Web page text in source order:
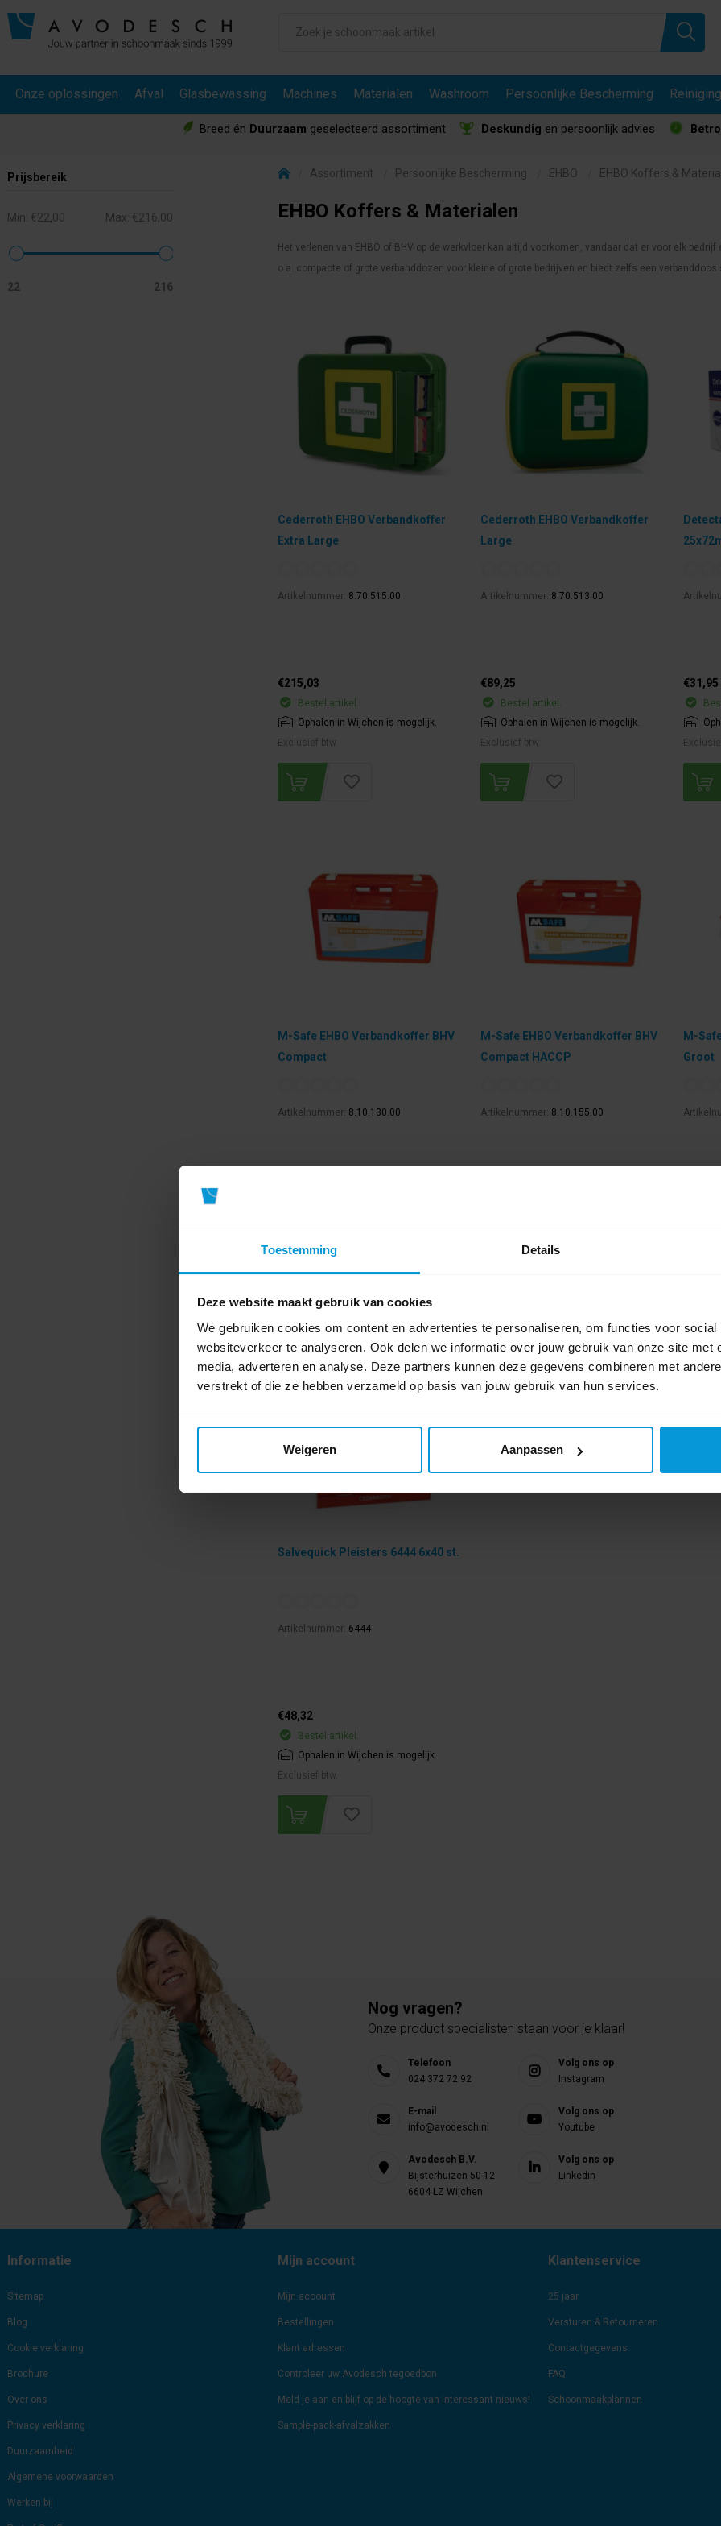
Toestemming Details
Deze website maakt gebruik van cookies
We gebruiken cookies om content en advertenties te personaliseren, om functies voor social
websiteverkeer te analyseren. Ook delen we informatie over jouw gebruik van onze site met
media, adverteren en analyse. Deze partners kunnen deze gegevens combineren met
verstrekt of die ze hebben verzameld op basis van jouw gebruik van hun services.
Weigeren Aanpassen
Onze oplossingen Afval Glasbewassing Machines Materialen Washroom Persoonlijke Bescherming
Breed én Duurzaam geselecteerd assortiment Deskundig en persoonlijk advies
Prijsbereik
Min: €22,00 Max: €216,00
22 216
Assortiment Persoonlijke Bescherming EHBO EHBO Koffers &
EHBO Koffers & Materialen
Het verlenen van EHBO of BHV op de werkvloer kan altijd voorkomen, vandaar dat er voor elk
o.a. compacte of grote verbanddozen voor kleine of grote bedrijven en biedt zelfs een
Cederroth EHBO Verbandkoffer
Extra Large
Artikelnummer: 8.70.515.00
€215,03
Bestel artikel.
Ophalen in Wijchen is mogelijk.
Exclusief btw.
Cederroth EHBO Verbandkoffer
Large
Artikelnummer: 8.70.513.00
€89,25
Bestel artikel.
Ophalen in Wijchen is mogelijk.
Exclusief btw.
€31,95
M-Safe EHBO Verbandkoffer BHV
Compact
Artikelnummer: 8.10.130.00
Exclusief btw.
M-Safe EHBO Verbandkoffer BHV
Compact HACCP
Artikelnummer: 8.10.155.00
M-
Groot
Salvequick Pleisters 6444 6x40 st.
Artikelnummer: 6444
€48,32
Bestel artikel.
Ophalen in Wijchen is mogelijk.
Exclusief btw.
Nog vragen?
Onze product specialisten staan voor je klaar!
Telefoon
024 372 72 92
E-mail
info@avodesch.nl
Avodesch B.V.
Bijsterhuizen 50-12
6604 LZ Wijchen
Volg ons op
Instagram
Volg ons op
Youtube
Volg ons op
Linkedin
Informatie
Sitemap
Blog
Cookie verklaring
Brochure
Over ons
Privacy verklaring
Duurzaamheid
Algemene voorwaarden
Werken bij
Mijn account
Mijn account
Bestellingen
Klant adressen
Controleer uw Avodesch tegoedbon
Meld je aan en blijf op de hoogte van interessant nieuws!
Sample-pack-afvalzakken
Klantenservice
25 jaar
Versturen & Retourneren
Contactgegevens
FAQ
Schoonmaakplannen